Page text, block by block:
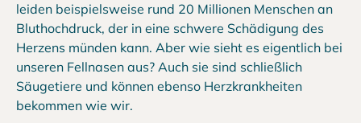
leiden beispielsweise rund 20 Millionen Menschen an
Bluthochdruck, der in eine schwere Schädigung des
Herzens münden kann. Aber wie sieht es eigentlich bei
unseren Fellnasen aus? Auch sie sind schließlich
Säugetiere und können ebenso Herzkrankheiten
bekommen wie wir.